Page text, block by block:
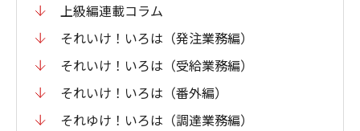
上級編連載コラム
それいけ！いろは（発注業務編）
それいけ！いろは（受給業務編）
それいけ！いろは（番外編）
それゆけ！いろは（調達業務編）